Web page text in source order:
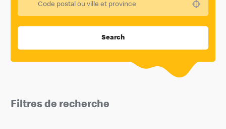
Search
Filtres de recherche